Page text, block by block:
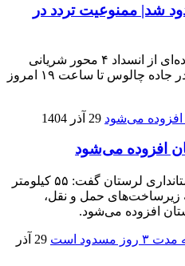
شد| ممنوعیت تردد در
سازمان راهداری و حمل‌ونقل جاده‌ای از انسداد ۴ محور شریانی
کشور خبر داد و اعلام کرد: تردد در جاده چالوس تا ساعت ۱۹ امروز
29 آذر 1404
معاون هماهنگی امور عمرانی استانداری لرستان گفت: ۵۵ کیلومتر
زیرساخت‌های حمل و نقل،
افزوده می‌شود.
29 آذر